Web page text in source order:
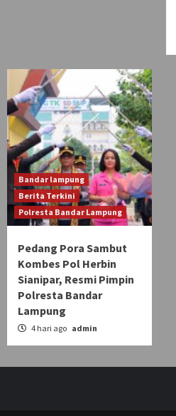
Bandar lampung
Berita Terkini
Polresta Bandar Lampung
Pedang Pora Sambut
Kombes Pol Herbin
Sianipar, Resmi Pimpin
Polresta Bandar
Lampung
4 hari ago admin